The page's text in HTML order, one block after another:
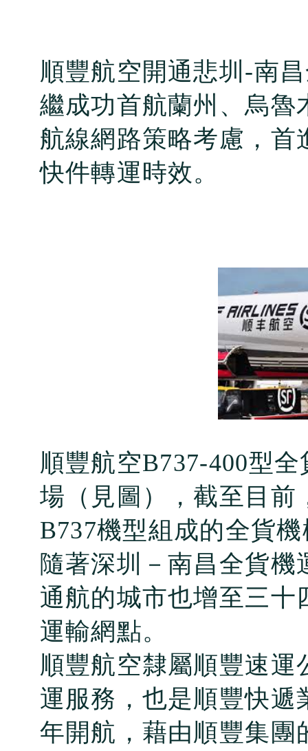
順豐航空開通悲圳 -南
繼成功首航蘭州、烏魯
航線網路策略考慮，
快件轉運時效。
順豐航空B737-400型全
場（見圖），截至目前
B737機型組成的全貨
隨著深圳－南昌全貨
通航的城市也增至三
運輸網點。
順豐航空隸屬順豐速
運服務，也是順豐快
年開航，藉由順豐集團